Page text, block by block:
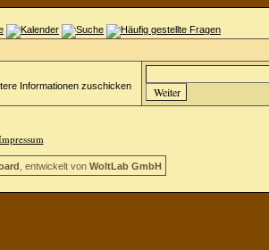
Informationen zuschicken
, entwickelt von WoltLab GmbH